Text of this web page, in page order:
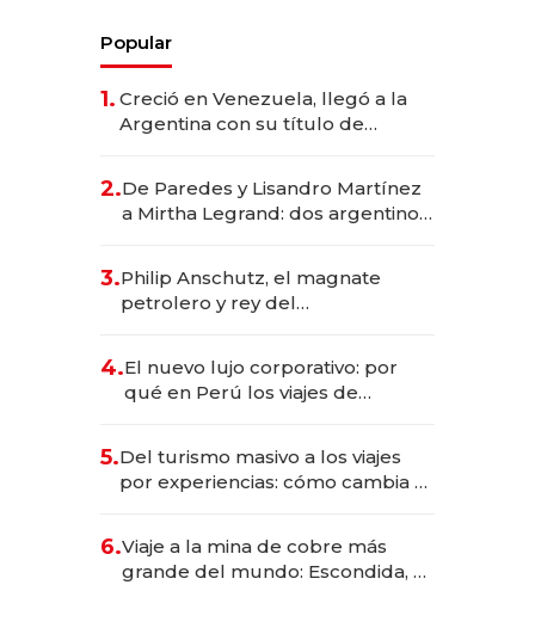
Popular
1. Creció en Venezuela, llegó a la
Argentina con su título de
las marcas "fast premium"
2.De Paredes y Lisandro Martínez
a Mirtha Legrand: dos argentinos
3.Philip Anschutz, el magnate
petrolero y rey del
Fénix
4.El nuevo lujo corporativo: por
qué en Perú los viajes de
transformadoras
5.Del turismo masivo a los viajes
por experiencias: cómo cambia el
6.Viaje a la mina de cobre más
grande del mundo: Escondida, el